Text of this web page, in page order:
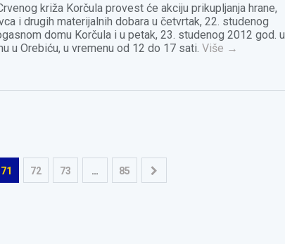
križa Korčula provest će akciju prikupljanja hrane,
i drugih materijalnih dobara u četvrtak, 22. studenog
domu Korčula i u petak, 23. studenog 2012 god. u
u Orebiću, u vremenu od 12 do 17 sati.Više →
71 72 73 … 85